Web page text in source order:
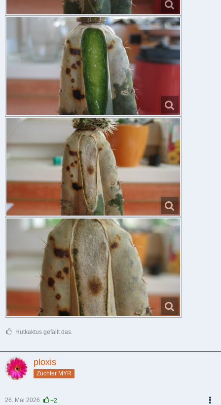
Hutkaktus gefällt das.
ploxis
Züchter MYR
26. Mai 2026
+2